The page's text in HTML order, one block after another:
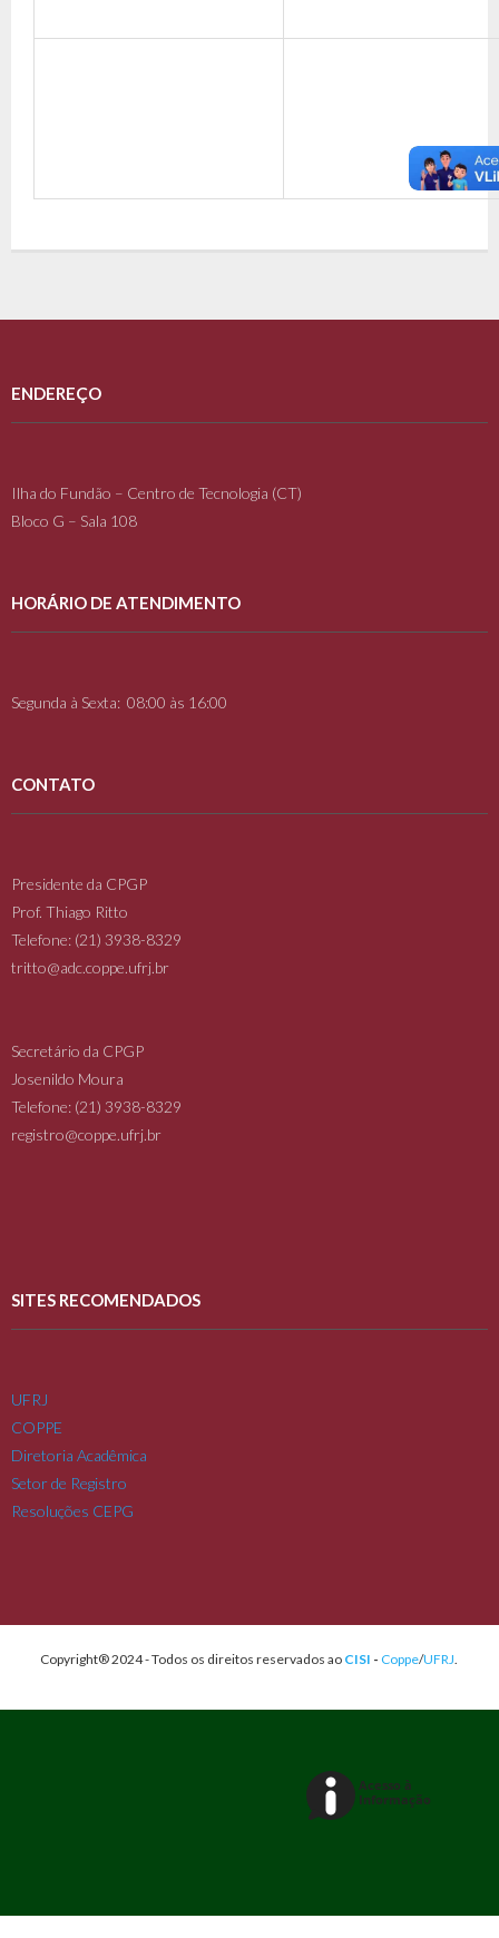
ENDEREÇO
Ilha do Fundão – Centro de Tecnologia (CT)
Bloco G – Sala 108
HORÁRIO DE ATENDIMENTO
Segunda à Sexta: 08:00 às 16:00
CONTATO
Presidente da CPGP
Prof. Thiago Ritto
Telefone: (21) 3938-8329
tritto@adc.coppe.ufrj.br
Secretário da CPGP
Josenildo Moura
Telefone: (21) 3938-8329
registro@coppe.ufrj.br
SITES RECOMENDADOS
UFRJ
COPPE
Diretoria Acadêmica
Setor de Registro
Resoluções CEPG
Copyright® 2024 - Todos os direitos reservados ao CISI - Coppe/UFRJ.